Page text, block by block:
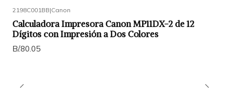
2198C001BB|Canon
Calculadora Impresora Canon MP11DX-2 de 12
Dígitos con Impresión a Dos Colores
B/.80.05